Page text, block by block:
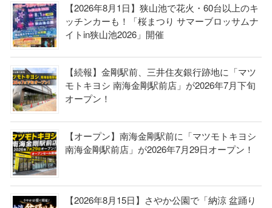
【2026年8月1日】狭山池で花火・60台以上のキ
ッチンカーも！「桜まつり サマーブロッサムナ
イトin狭山池2026」開催
【続報】金剛駅前、三井住友銀行跡地に「マツ
モトキヨシ 南海金剛駅前店」が2026年7月下旬
オープン！
【オープン】南海金剛駅前に「マツモトキヨシ
南海金剛駅前店」が2026年7月29日オープン！
【2026年8月15日】さやか公園で「納涼 盆踊り